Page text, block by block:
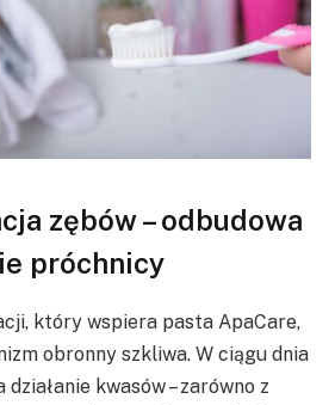
zębów – odbudowa
próchnicy
który wspiera pasta ApaCare,
obronny szkliwa. W ciągu dnia
kwasów – zarówno z